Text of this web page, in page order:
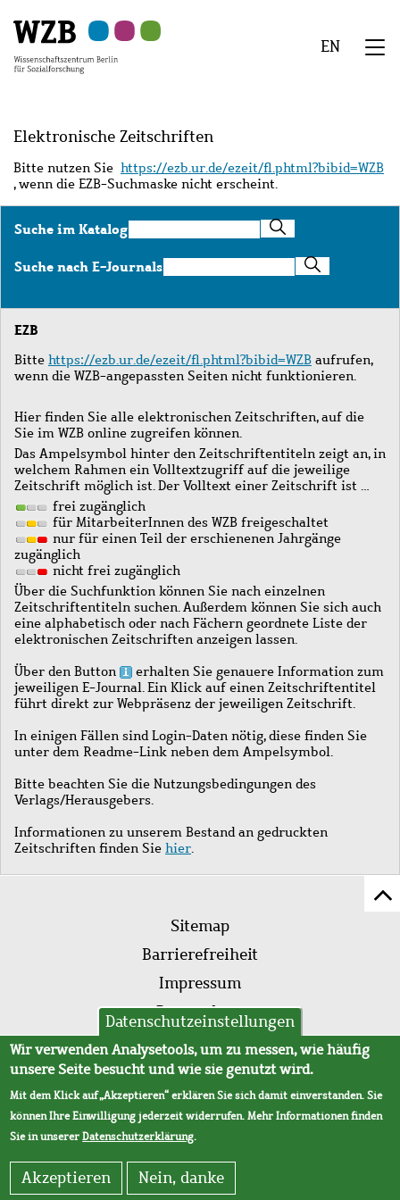
Hauptinhalt
springen
Navigation
springen
Suche
springen
Sekundärnavigation
springen
Fußzeile
springen
EN
Elektronische Zeitschriften
Bitte nutzen Sie https://ezb.ur.de/ezeit/fl.phtml?bibid=WZB
, wenn die EZB-Suchmaske nicht erscheint.
Suche im KatalogSuche
im
Katalog
Suche nach E-JournalsSuche
nach
Journals
EZB
Bitte https://ezb.ur.de/ezeit/fl.phtml?bibid=WZB aufrufen,
wenn die WZB-angepassten Seiten nicht funktionieren.
Hier finden Sie alle elektronischen Zeitschriften, auf die
Sie im WZB online zugreifen können.
Das Ampelsymbol hinter den Zeitschriftentiteln zeigt an, in
welchem Rahmen ein Volltextzugriff auf die jeweilige
Zeitschrift möglich ist. Der Volltext einer Zeitschrift ist …
frei zugänglich
für MitarbeiterInnen des WZB freigeschaltet
nur für einen Teil der erschienenen Jahrgänge
zugänglich
nicht frei zugänglich
Über die Suchfunktion können Sie nach einzelnen
Zeitschriftentiteln suchen. Außerdem können Sie sich auch
eine alphabetisch oder nach Fächern geordnete Liste der
elektronischen Zeitschriften anzeigen lassen.
Über den Button
erhalten Sie genauere Information zum
jeweiligen E-Journal. Ein Klick auf einen Zeitschriftentitel
führt direkt zur Webpräsenz der jeweiligen Zeitschrift.
In einigen Fällen sind Login-Daten nötig, diese finden Sie
unter dem Readme-Link neben dem Ampelsymbol.
Bitte beachten Sie die Nutzungsbedingungen des
Verlags/Herausgebers.
Informationen zu unserem Bestand an gedruckten
Zeitschriften finden Sie hier.
Fußleistenmenü
Sitemap
Barrierefreiheit
Impressum
Datenschutz
AVB
Datenschutzeinstellungen
Wir verwenden Analysetools, um zu messen, wie häufig
unsere Seite besucht und wie sie genutzt wird.
Mit dem Klick auf „Akzeptieren“ erklären Sie sich damit einverstanden. Sie
können Ihre Einwilligung jederzeit widerrufen. Mehr Informationen finden
Sie in unsererDatenschutzerklärung.
Akzeptieren Nein, danke